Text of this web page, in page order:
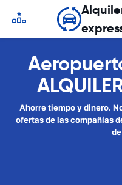
Ahorre tiempo y dinero.
ofertas de las compañías